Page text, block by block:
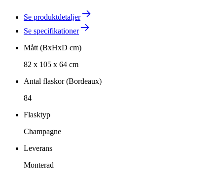
Se produktdetaljer
Se specifikationer
Mått (BxHxD cm)
82 x 105 x 64 cm
Antal flaskor (Bordeaux)
84
Flasktyp
Champagne
Leverans
Monterad